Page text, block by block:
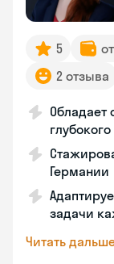
5
2 отзыва
Обладает
Германии
задачи
Читать